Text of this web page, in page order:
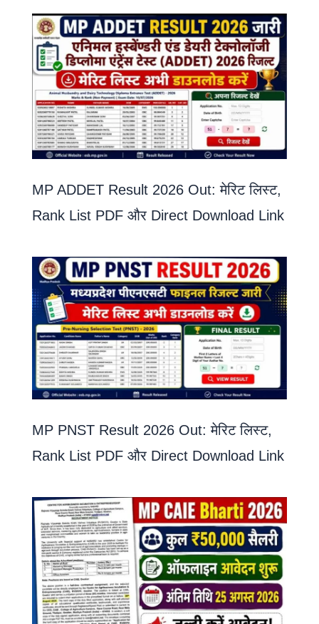
MP ADDET Result 2026 Out: मेरिट लिस्ट,
Rank List PDF और Direct Download Link
MP PNST Result 2026 Out: मेरिट लिस्ट,
Rank List PDF और Direct Download Link